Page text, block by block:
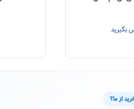
بگیرید
از ما؟